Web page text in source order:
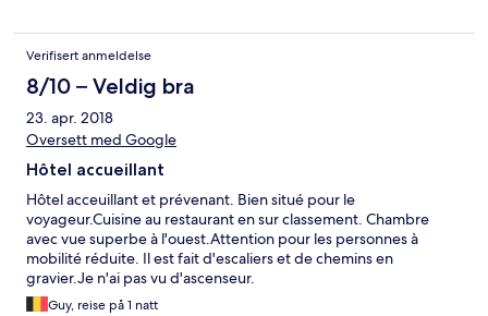
Verifisert anmeldelse
8/10 – Veldig bra
23. apr. 2018
Oversett med Google
Hôtel accueillant
Hôtel acceuillant et prévenant. Bien situé pour le
voyageur.Cuisine au restaurant en sur classement. Chambre
avec vue superbe à l'ouest.Attention pour les personnes à
mobilité réduite. Il est fait d'escaliers et de chemins en
gravier.Je n'ai pas vu d'ascenseur.
Guy, reise på 1 natt